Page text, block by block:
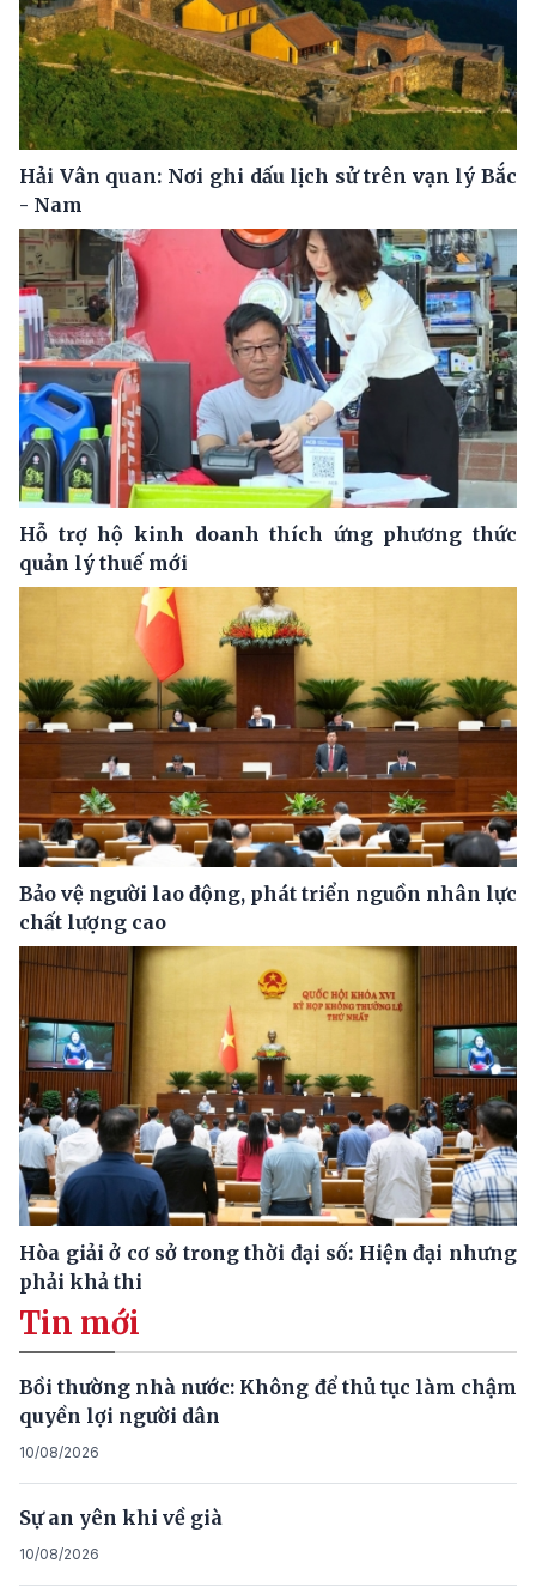
Hải Vân quan: Nơi ghi dấu lịch sử trên vạn lý Bắc
- Nam
Hỗ trợ hộ kinh doanh thích ứng phương thức
quản lý thuế mới
Bảo vệ người lao động, phát triển nguồn nhân lực
chất lượng cao
Hòa giải ở cơ sở trong thời đại số: Hiện đại nhưng
phải khả thi
Tin mới
Bồi thường nhà nước: Không để thủ tục làm chậm
quyền lợi người dân
10/08/2026
Sự an yên khi về già
10/08/2026